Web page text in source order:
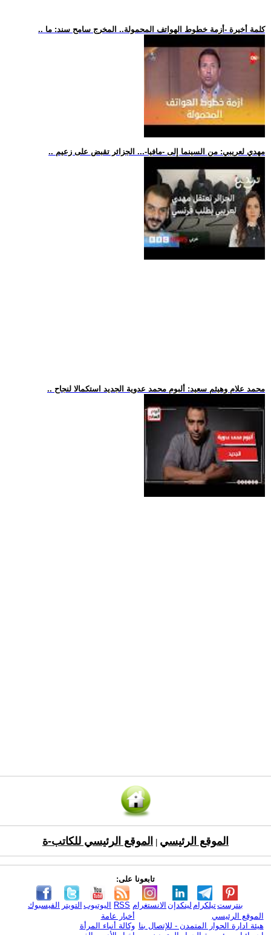
.. كلمة أخيرة -أزمة خطوط الهواتف المحمولة.. المخرج سامح سند: ما
.. مهدي لعريبي: من السينما إلى -مافيا-... الجزائر تقبض على زعيم
.. محمد علام وهيثم سعيد: ألبوم محمد عدوية الجديد استكمالا لنجاح
الموقع الرئيسي الموقع الرئيسي للكاتب-ة
تابعونا على:
الفيسبوك التويتر اليوتيوب RSS الانستغرام لينكدإن تيلكرامبنترست
الموقع الرئيسي
هيئة ادارة الحوار المتمدن - للإتصال بنا
أخبار عامة
وكالة أنباء المرأة